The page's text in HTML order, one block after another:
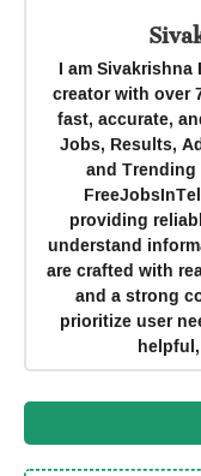
I am
creator with over
fast, accurate,
Jobs, Results,
and
providing
understand
are crafted with
and a strong
prioritize user